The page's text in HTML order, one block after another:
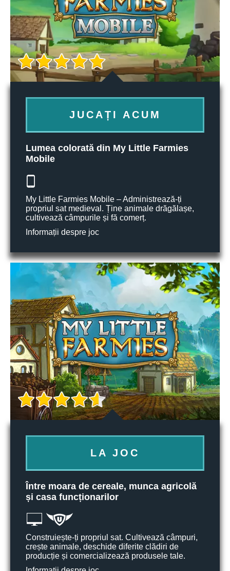
JUCAȚI ACUM
Lumea colorată din My Little Farmies
Mobile
My Little Farmies Mobile – Administrează-ți
propriul sat medieval. Ține animale drăgălașe,
cultivează câmpurile și fă comerț.
Informații despre joc
LA JOC
Între moara de cereale, munca agricolă
și casa funcționarilor
Construiește-ți propriul sat. Cultivează câmpuri,
crește animale, deschide diferite clădiri de
producție și comercializează produsele tale.